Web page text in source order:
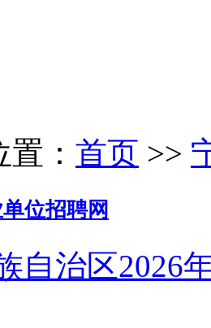
： 首页 >>
位招聘网
自治区2026